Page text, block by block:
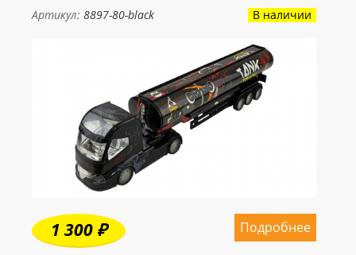
Артикул: 8897-80-black В наличии
Подробнее
1 300 ₽